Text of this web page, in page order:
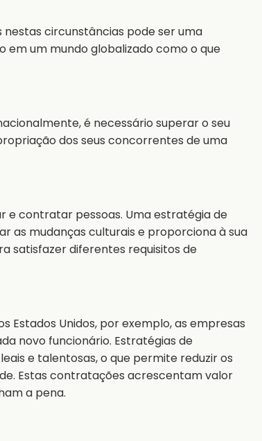
circunstâncias pode ser uma
um mundo globalizado como o que
é necessário superar o seu
dos seus concorrentes de uma
contratar pessoas. Uma estratégia de
as mudanças culturais e proporciona à sua
satisfazer diferentes requisitos de
Estados Unidos, por exemplo, as empresas
novo funcionário. Estratégias de
e talentosas, o que permite reduzir os
Estas contratações acrescentam valor
a pena.